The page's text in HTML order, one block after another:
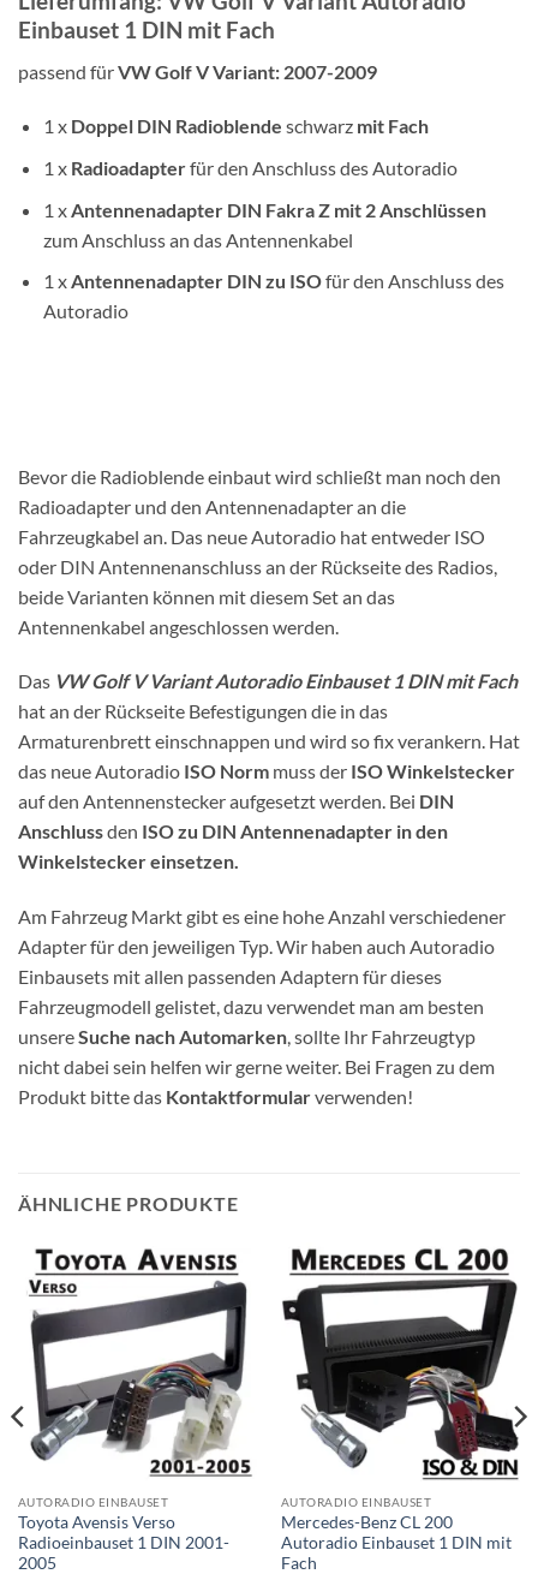
Einbauset 1 DIN mit Fach
passend fürVW Golf V Variant: 2007-2009
1 x Doppel DIN Radioblende schwarz mit Fach
1 x Radioadapterfür den Anschluss des Autoradio
1 x Antennenadapter DIN Fakra Z mit 2 Anschlüssen
zum Anschluss an das Antennenkabel
1 xAntennenadapter DIN zu ISOfür den Anschluss des
Autoradio
Bevor die Radioblende einbaut wird schließt man noch den
Radioadapter und den Antennenadapter an die
Fahrzeugkabel an. Das neue Autoradio hat entweder ISO
oder DIN Antennenanschluss an der Rückseite des Radios,
beide Varianten können mit diesem Set an das
Antennenkabel angeschlossen werden.
Das VW Golf V Variant Autoradio Einbauset 1 DIN mit Fach
hat an der Rückseite Befestigungen die in das
Armaturenbrett einschnappen und wird so fix verankern. Hat
das neue Autoradio ISO Norm muss der ISO Winkelstecker
auf den Antennenstecker aufgesetzt werden. Bei DIN
Anschlussden ISO zu DIN Antennenadapter in den
Winkelstecker einsetzen.
Am Fahrzeug Markt gibt es eine hohe Anzahl verschiedener
Adapter für den jeweiligen Typ. Wir haben auch Autoradio
Einbausets mit allen passenden Adaptern für dieses
Fahrzeugmodell gelistet, dazu verwendet man am besten
unsereSuche nach Automarken, sollte Ihr Fahrzeugtyp
nicht dabei sein helfen wir gerne weiter. Bei Fragen zu dem
Produkt bitte das Kontaktformularverwenden!
ÄHNLICHE PRODUKTE
AUTORADIO EINBAUSET
Toyota Avensis Verso
Radioeinbauset 1 DIN 2001-
2005
AUTORADIO EINBAUSET
Mercedes-Benz CL 200
Autoradio Einbauset 1 DIN mit
Fach